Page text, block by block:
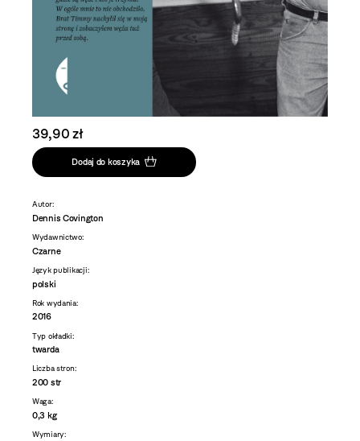
39,90 zł
Dodaj do koszyka
Autor:
Dennis Covington
Wydawnictwo:
Czarne
Język publikacji:
polski
Rok wydania:
2016
Typ okładki:
twarda
Liczba stron:
200 str
Waga:
0,3 kg
Wymiary: